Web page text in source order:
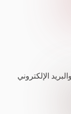
الإلكتروني